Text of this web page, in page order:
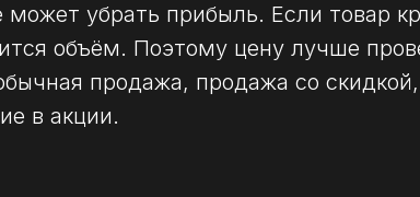
может убрать прибыль. Если товар
объём. Поэтому цену лучше
продажа, продажа со скидкой,
в акции.